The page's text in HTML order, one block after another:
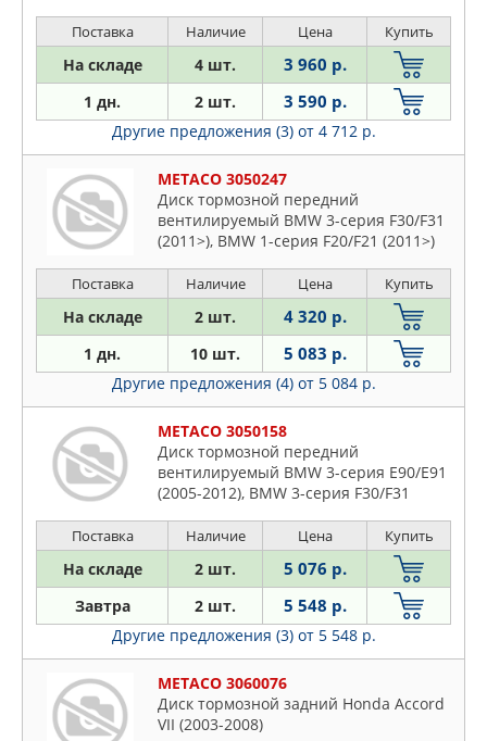
Поставка Наличие Цена Купить
На складе 4 шт. 3 960 р.
1 дн. 2 шт. 3 590 р.
Другие предложения (3) от 4 712 р.
METACO 3050247
Диск тормозной передний
вентилируемый BMW 3-серия F30/F31
(2011>), BMW 1-серия F20/F21 (2011>)
Поставка Наличие Цена Купить
На складе 2 шт. 4 320 р.
1 дн. 10 шт. 5 083 р.
Другие предложения (4) от 5 084 р.
METACO 3050158
Диск тормозной передний
вентилируемый BMW 3-серия E90/E91
(2005-2012), BMW 3-серия F30/F31
Поставка Наличие Цена Купить
На складе 2 шт. 5 076 р.
Завтра 2 шт. 5 548 р.
Другие предложения (3) от 5 548 р.
METACO 3060076
Диск тормозной задний Honda Accord
VII (2003-2008)